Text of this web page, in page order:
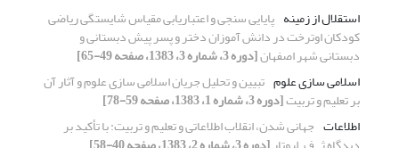
استقلال از زمینه پایایی سنجی و اعتباریابی مقیاس شایستگی ریاضی
کودکان اوترخت در دانش آموزان دختر و پسر پیش دبستانی و
دبستانی شهر اصفهان[دوره 3، شماره 3، 1383، صفحه 49-65]
اسلامی سازی علوم تبیین و تحلیل جریان اسلامی سازی علوم و آثار آن
بر تعلیم و تربیت[دوره 3، شماره 1، 1383، صفحه 59-78]
اطلاعات جهانی شدن، انقلاب اطلاعاتی و تعلیم و تربیت: با تأکید بر